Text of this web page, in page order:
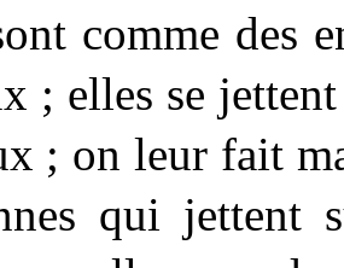
comme des
; elles se
; on leur fait
qui jettent